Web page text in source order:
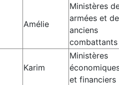
Amélie
Ministères
armées et
anciens
combattants
Karim
Ministères
et financiers